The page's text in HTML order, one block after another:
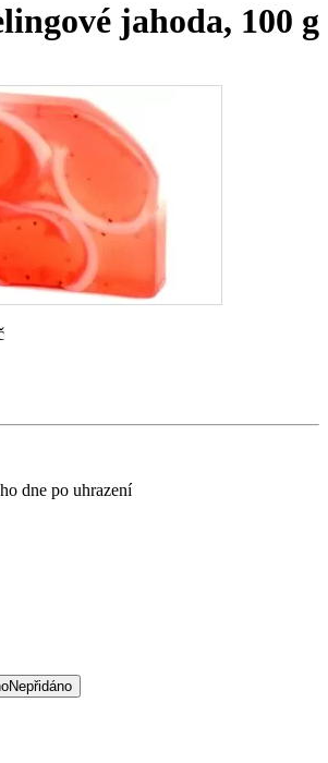
jahoda, 100 g
dne po uhrazení
Nepřidáno